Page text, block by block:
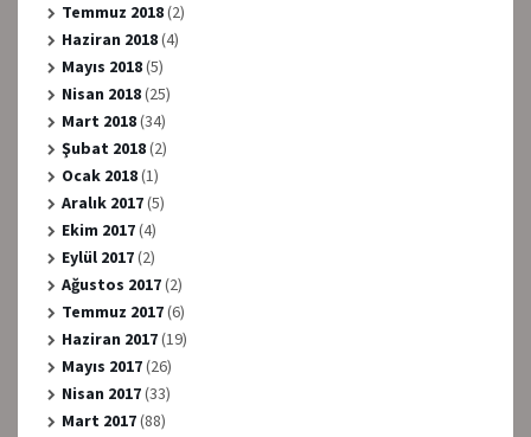
Temmuz 2018(2)
Haziran 2018(4)
Mayıs 2018(5)
Nisan 2018(25)
Mart 2018(34)
Şubat 2018(2)
Ocak 2018(1)
Aralık 2017(5)
Ekim 2017(4)
Eylül 2017(2)
Ağustos 2017(2)
Temmuz 2017(6)
Haziran 2017(19)
Mayıs 2017(26)
Nisan 2017(33)
Mart 2017(88)